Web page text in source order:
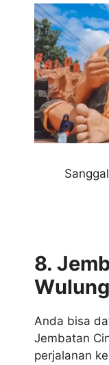
8.
Wulung
Anda bisa
Jembatan
perjalanan